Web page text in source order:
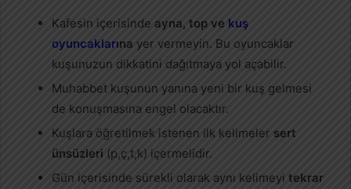
Kafesin içerisinde ayna, top ve kuş
oyuncaklarına yer vermeyin. Bu oyuncaklar
kuşunuzun dikkatini dağıtmaya yol açabilir.
Muhabbet kuşunun yanına yeni bir kuş gelmesi
de konuşmasına engel olacaktır.
Kuşlara öğretilmek istenen ilk kelimeler sert
ünsüzleri (p,ç,t,k) içermelidir.
Gün içerisinde sürekli olarak aynı kelimeyi tekrar